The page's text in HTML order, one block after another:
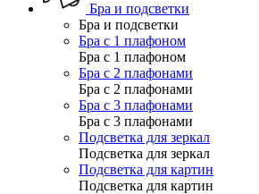
Бра и подсветки
Бра и подсветки
Бра с 1 плафоном
Бра с 1 плафоном
Бра с 2 плафонами
Бра с 2 плафонами
Бра с 3 плафонами
Бра с 3 плафонами
Подсветка для зеркал
Подсветка для зеркал
Подсветка для картин
Подсветка для картин